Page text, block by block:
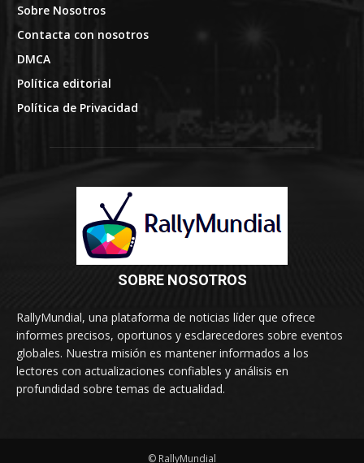
Sobre Nosotros
Contacta con nosotros
DMCA
Política editorial
Política de Privacidad
SOBRE NOSOTROS
RallyMundial, una plataforma de noticias líder que ofrece
informes precisos, oportunos y esclarecedores sobre eventos
globales. Nuestra misión es mantener informados a los
lectores con actualizaciones confiables y análisis en
profundidad sobre temas de actualidad.
© RallyMundial